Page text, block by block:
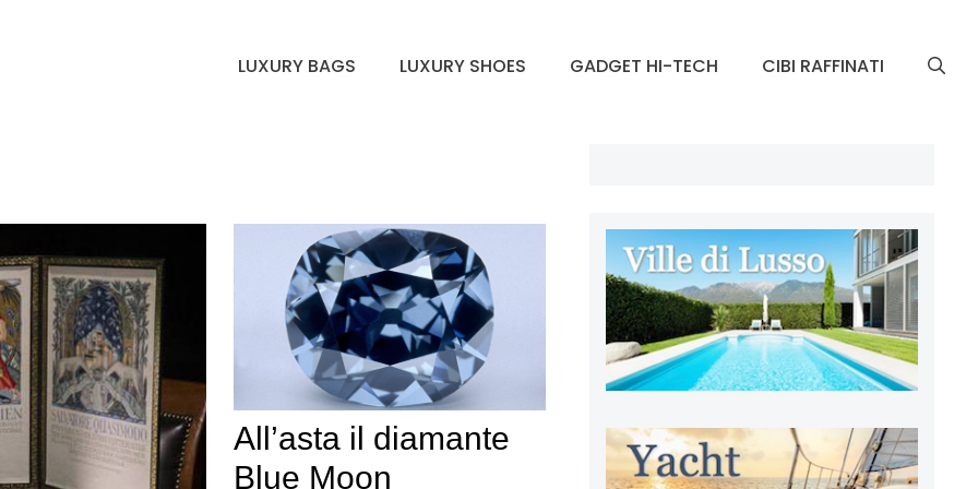
LUXURY BAGS LUXURY SHOES GADGET HI-TECH CIBI RAFFINATI
All’asta il diamante
Blue Moon